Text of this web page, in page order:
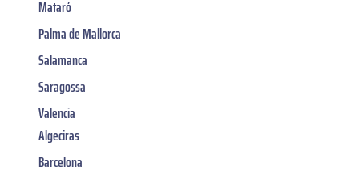
Mataró
Palma de Mallorca
Salamanca
Saragossa
Valencia
Algeciras
Barcelona